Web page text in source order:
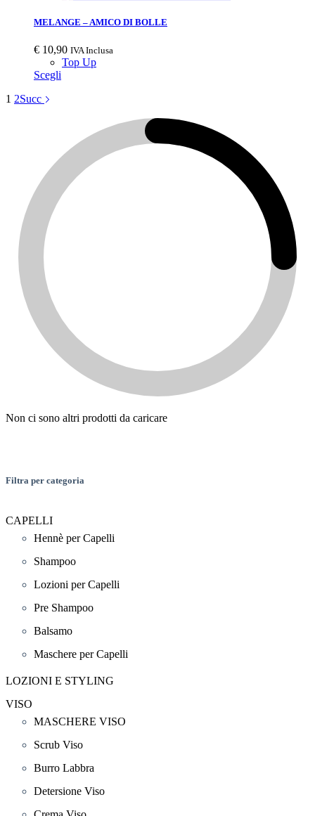
MELANGE – AMICO DI BOLLE
€ 10,90 IVA Inclusa
Top Up
Scegli
1 2Succ
Non ci sono altri prodotti da caricare
Filtra per categoria
CAPELLI
Hennè per Capelli
Shampoo
Lozioni per Capelli
Pre Shampoo
Balsamo
Maschere per Capelli
LOZIONI E STYLING
VISO
MASCHERE VISO
Scrub Viso
Burro Labbra
Detersione Viso